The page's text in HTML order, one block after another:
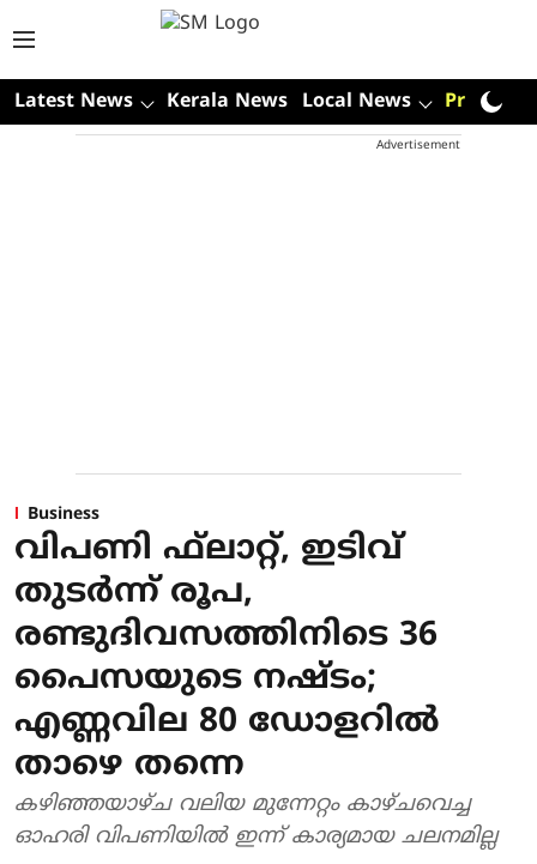
Latest News Kerala News Local News Premium
Advertisement
Business
വിപണി ഫ്‌ലാറ്റ്, ഇടിവ്
തുടര്‍ന്ന് രൂപ,
രണ്ടുദിവസത്തിനിടെ 36
പൈസയുടെ നഷ്ടം;
എണ്ണവില 80 ഡോളറില്‍
താഴെ തന്നെ
കഴിഞ്ഞയാഴ്ച വലിയ മുന്നേറ്റം കാഴ്ചവെച്ച
ഓഹരി വിപണിയില്‍ ഇന്ന് കാര്യമായ ചലനമില്ല